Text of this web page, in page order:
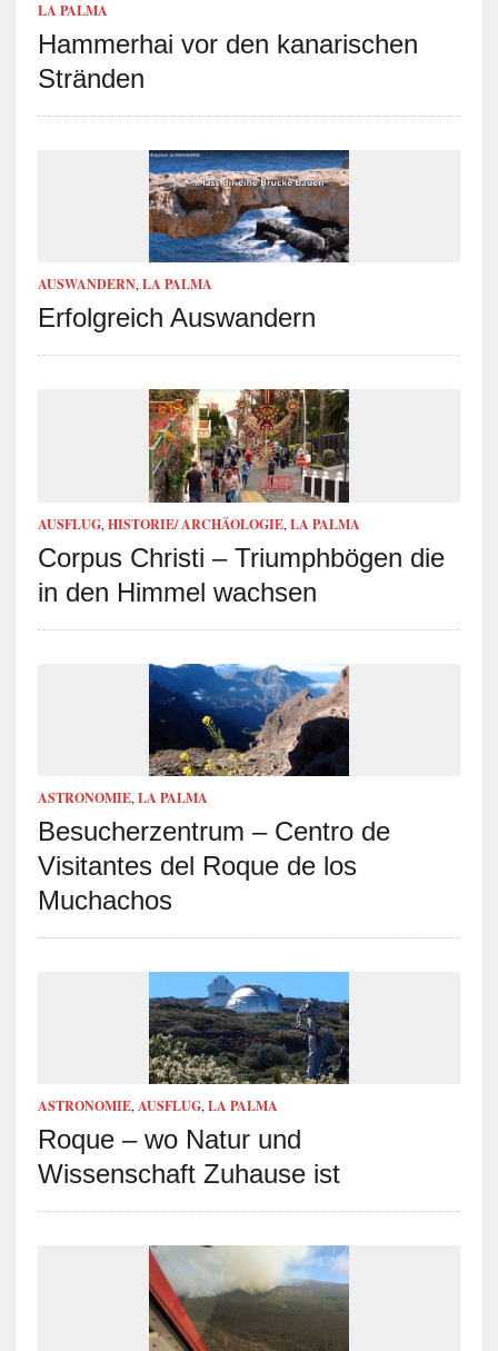
LA PALMA
Hammerhai vor den kanarischen
Stränden
AUSWANDERN,LA PALMA
Erfolgreich Auswandern
AUSFLUG, HISTORIE/ ARCHÄOLOGIE, LA PALMA
Corpus Christi – Triumphbögen die
in den Himmel wachsen
ASTRONOMIE, LA PALMA
Besucherzentrum – Centro de
Visitantes del Roque de los
Muchachos
ASTRONOMIE, AUSFLUG, LA PALMA
Roque – wo Natur und
Wissenschaft Zuhause ist